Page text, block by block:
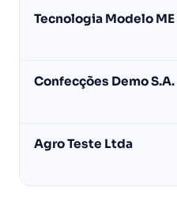
empresas
(dados
Tecnologia Modelo ME
Confecções Demo S.A.
Agro Teste Ltda